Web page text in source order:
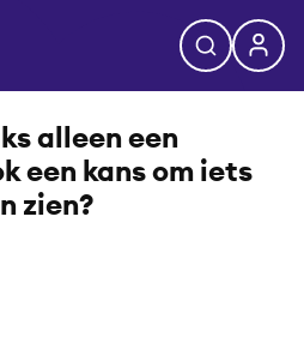
alleen een
een kans om iets
zien?